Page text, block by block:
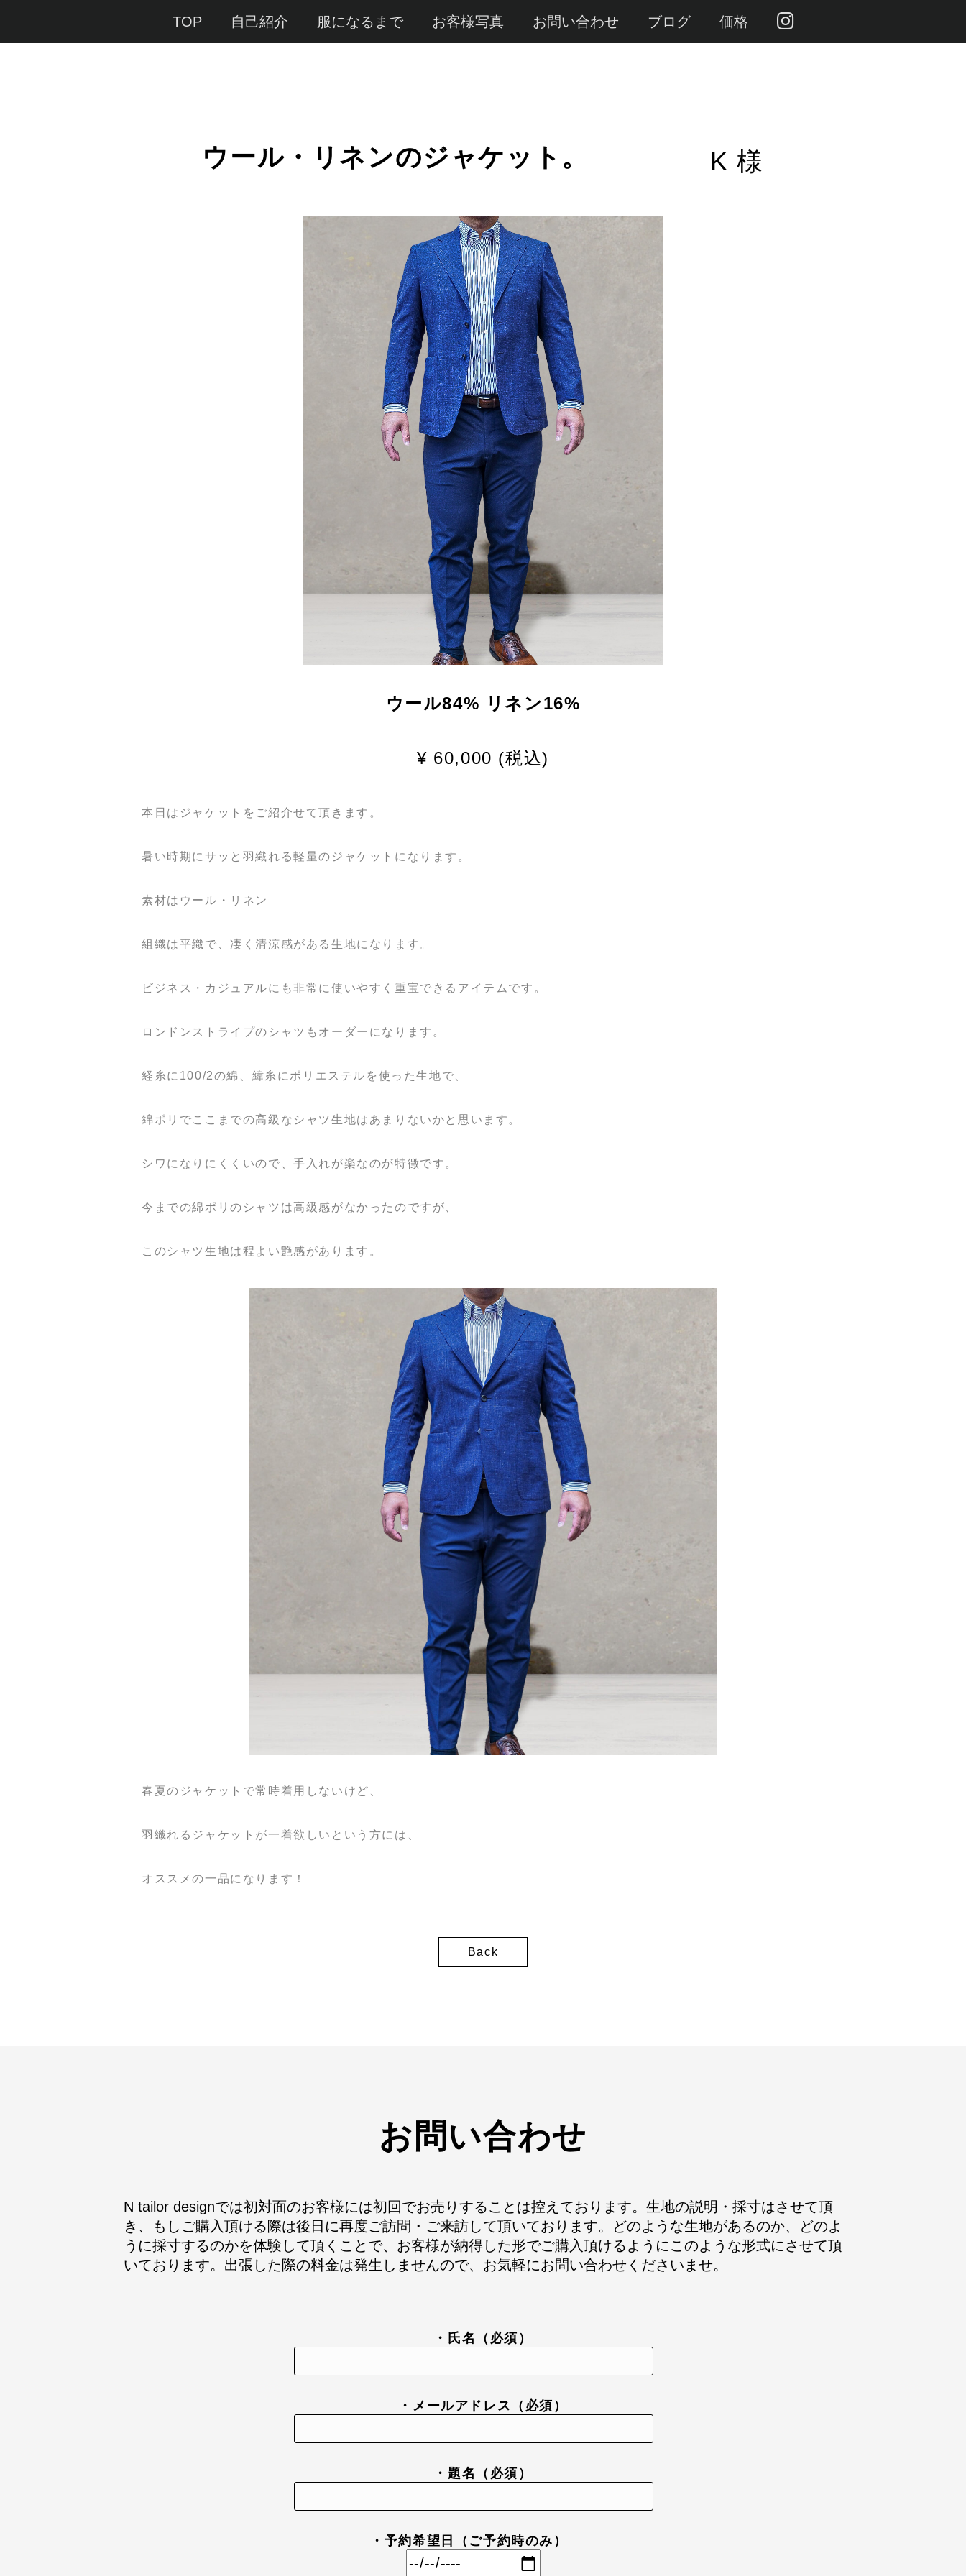
TOP 自己紹介 服になるまで お客様写真 お問い合わせ ブログ 価格
ウール・リネンのジャケット。 K 様
ウール84% リネン16%
¥ 60,000 (税込)
本日はジャケットをご紹介せて頂きます。
暑い時期にサッと羽織れる軽量のジャケットになります。
素材はウール・リネン
組織は平織で、凄く清涼感がある生地になります。
ビジネス・カジュアルにも非常に使いやすく重宝できるアイテムです。
ロンドンストライプのシャツもオーダーになります。
経糸に100/2の綿、緯糸にポリエステルを使った生地で、
綿ポリでここまでの高級なシャツ生地はあまりないかと思います。
シワになりにくくいので、手入れが楽なのが特徴です。
今までの綿ポリのシャツは高級感がなかったのですが、
このシャツ生地は程よい艶感があります。
春夏のジャケットで常時着用しないけど、
羽織れるジャケットが一着欲しいという方には、
オススメの一品になります！
Back
お問い合わせ
N tailor designでは初対面のお客様には初回でお売りすることは控えております。生地の説明・採寸はさせて頂
き、もしご購入頂ける際は後日に再度ご訪問・ご来訪して頂いております。どのような生地があるのか、どのよ
うに採寸するのかを体験して頂くことで、お客様が納得した形でご購入頂けるようにこのような形式にさせて頂
いております。出張した際の料金は発生しませんので、お気軽にお問い合わせくださいませ。
・氏名（必須）
・メールアドレス（必須）
・題名（必須）
・予約希望日（ご予約時のみ）